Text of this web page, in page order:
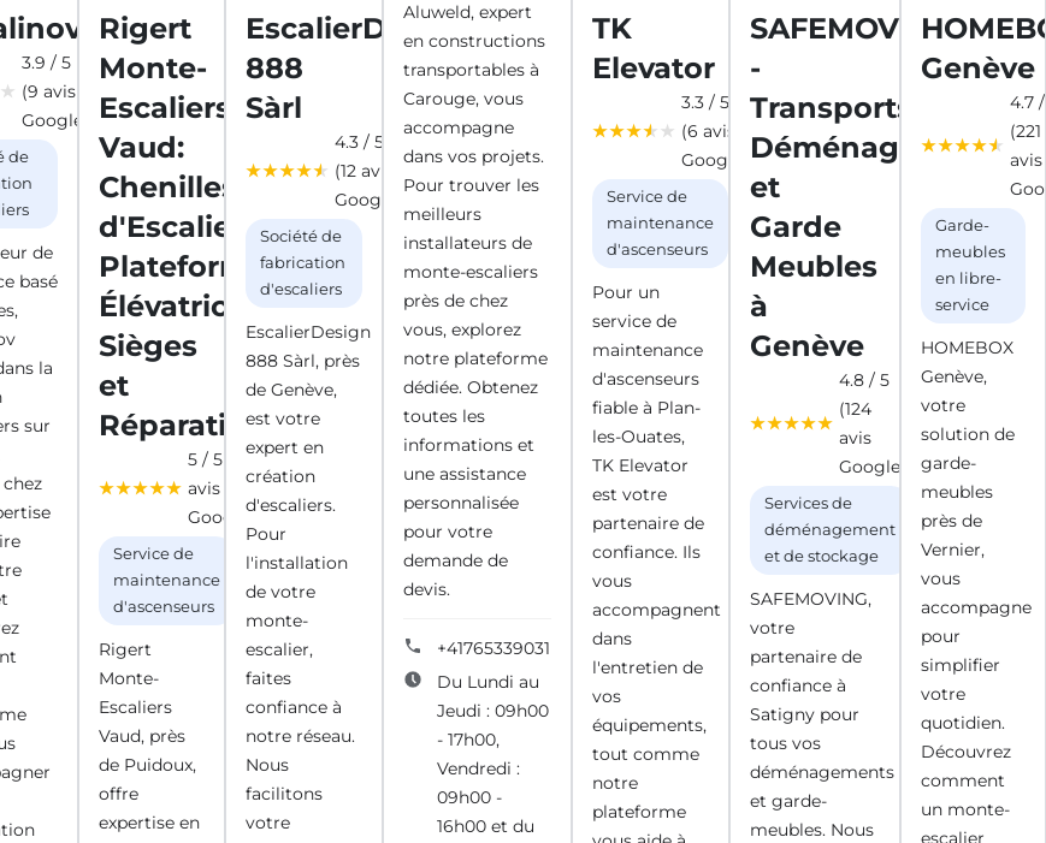
3.9 / 5
(9 avis
Google)
de
de
basé
la
sur
Rigert
Monte-
Escaliers
Vaud:
Chenilles
d'Escaliers,
Plateformes
Élévatrices,
Sièges
et
Réparation
5 / 5 (1
avis
Google)
Service de
maintenance
d'ascenseurs
Rigert
Monte-
Escaliers
Vaud, près
de Puidoux,
offre
expertise en
EscalierDesign
888
Sàrl
4.3 / 5
(12 avis
Google)
Société de
fabrication
d'escaliers
EscalierDesign
888 Sàrl, près
de Genève,
est votre
expert en
création
d'escaliers.
Pour
l'installation
de votre
monte-
escalier,
faites
confiance à
notre réseau.
Nous
facilitons
votre
Aluweld, expert
en constructions
transportables à
Carouge, vous
accompagne
dans vos projets.
Pour trouver les
meilleurs
installateurs de
monte-escaliers
près de chez
vous, explorez
notre plateforme
dédiée. Obtenez
toutes les
informations et
une assistance
personnalisée
pour votre
demande de
devis.
+41765339031
Du Lundi au
Jeudi : 09h00
- 17h00,
Vendredi :
09h00 -
16h00 et du
TK
Elevator
3.3 / 5
(6 avis
Google)
Service de
maintenance
d'ascenseurs
Pour un
service de
maintenance
d'ascenseurs
fiable à Plan-
les-Ouates,
TK Elevator
est votre
partenaire de
confiance. Ils
vous
accompagnent
dans
l'entretien de
vos
équipements,
tout comme
notre
plateforme
SAFEMOVING
-
Transports,
Déménagements
et
Garde
Meubles
à
Genève
4.8 / 5
(124
avis
Google)
Services de
déménagement
et de stockage
SAFEMOVING,
votre
partenaire de
confiance à
Satigny pour
tous vos
déménagements
et garde-
meubles. Nous
Genève
4.7
(221
avis
Garde-
meubles
en libre-
service
HOMEBOX
Genève,
votre
solution de
garde-
meubles
près de
Vernier,
vous
accompagne
pour
simplifier
votre
quotidien.
Découvrez
comment
un monte-
escalier